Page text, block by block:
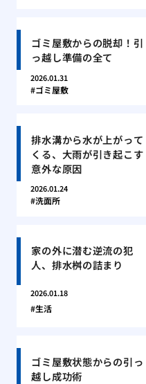
ゴミ屋敷からの脱却！引
っ越し準備の全て
2026.01.31
ゴミ屋敷
排水溝から水が上がって
くる、大雨が引き起こす
意外な原因
2026.01.24
洗面所
家の外に潜む逆流の犯
人、排水桝の詰まり
2026.01.18
生活
ゴミ屋敷状態からの引っ
越し成功術